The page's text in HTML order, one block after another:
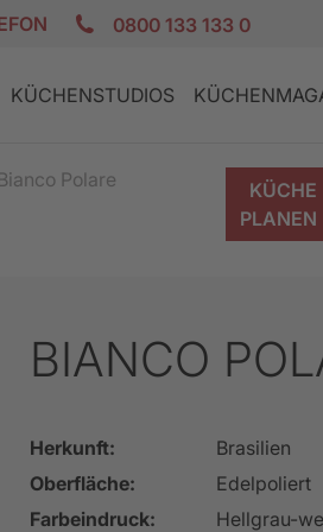
0800 133 133 0
KÜCHENSTUDIOS
Bianco Polare
KÜCHE
PLANEN
BIANCO
Herkunft:
Brasilien
Oberfläche:
Edelpoliert
Farbeindruck:
Hellgrau-